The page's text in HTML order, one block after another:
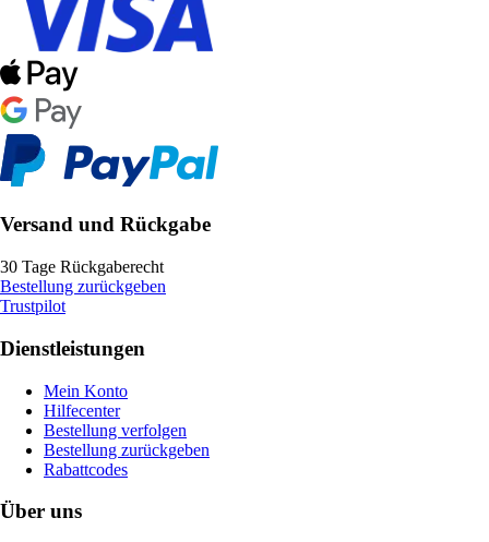
Versand und Rückgabe
30 Tage Rückgaberecht
Bestellung zurückgeben
Trustpilot
Dienstleistungen
Mein Konto
Hilfecenter
Bestellung verfolgen
Bestellung zurückgeben
Rabattcodes
Über uns